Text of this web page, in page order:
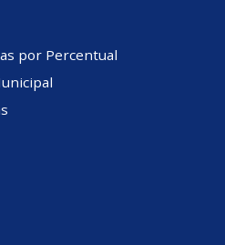
por Percentual